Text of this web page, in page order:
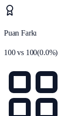
Puan Farkı
100vs 100(0.0%)